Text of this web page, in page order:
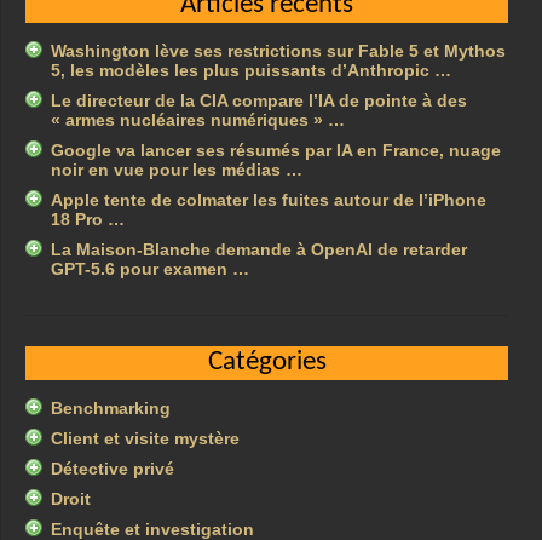
Washington lève ses restrictions sur Fable 5 et Mythos
5, les modèles les plus puissants d’Anthropic …
Le directeur de la CIA compare l’IA de pointe à des
« armes nucléaires numériques » …
Google va lancer ses résumés par IA en France, nuage
noir en vue pour les médias …
Apple tente de colmater les fuites autour de l’iPhone
18 Pro …
La Maison-Blanche demande à OpenAI de retarder
GPT-5.6 pour examen …
Catégories
Benchmarking
Client et visite mystère
Détective privé
Droit
Enquête et investigation